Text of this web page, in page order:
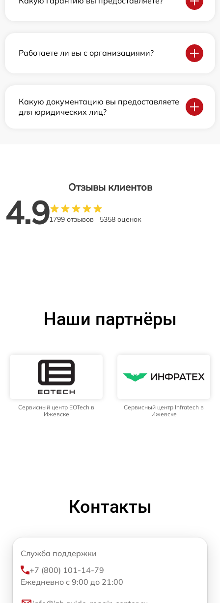
Работаете ли вы с организациями?
Какую документацию вы предоставляете
для юридических лиц?
Отзывы клиентов
4.91799 отзывов 5358 оценок
Наши партнёры
Сервисный центр EOTech в
Ижевске
Сервисный центр Infratech в
Ижевске
Контакты
Служба поддержки
+7 (800) 101-14-79
Ежедневно с 9:00 до 21:00